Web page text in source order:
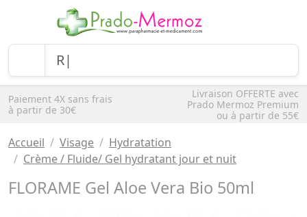
Paiement 4X sans frais
à partir de 30€
Livraison OFFERTE avec
Prado Mermoz Premium
ou à partir de 55€
Accueil Visage
Hydratation
Crème / Fluide/ Gel hydratant jour et nuit
FLORAME Gel Aloe Vera Bio 50ml